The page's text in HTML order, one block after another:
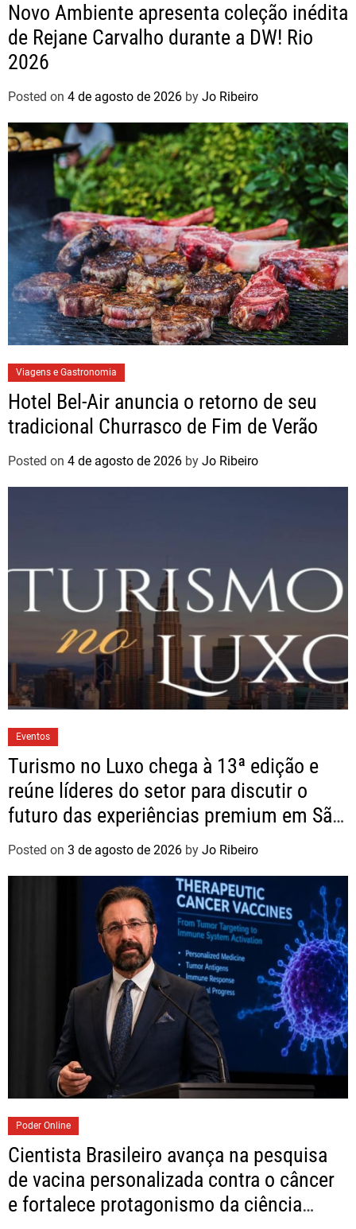
Novo Ambiente apresenta coleção inédita
de Rejane Carvalho durante a DW! Rio
2026
Posted on 4 de agosto de 2026 by Jo Ribeiro
Viagens e Gastronomia
Hotel Bel-Air anuncia o retorno de seu
tradicional Churrasco de Fim de Verão
Posted on 4 de agosto de 2026 by Jo Ribeiro
Eventos
Turismo no Luxo chega à 13ª edição e
reúne líderes do setor para discutir o
futuro das experiências premium em São
Paulo
Posted on 3 de agosto de 2026 by Jo Ribeiro
Poder Online
Cientista Brasileiro avança na pesquisa
de vacina personalizada contra o câncer
e fortalece protagonismo da ciência